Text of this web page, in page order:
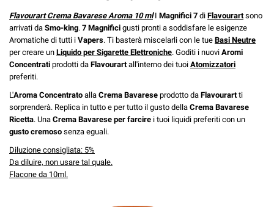
Flavourart Crema Bavarese Aroma 10 mlI Magnifici 7 di Flavourart sono
arrivati da Smo-king. 7 Magnifici gusti pronti a soddisfare le esigenze
Aromatiche di tutti i Vapers. Ti basterà miscelarli con le tue Basi Neutre
per creare un Liquido per Sigarette Elettroniche. Goditi i nuovi Aromi
Concentrati prodotti da Flavourart all'interno dei tuoi Atomizzatori
preferiti.
L'Aroma Concentrato alla Crema Bavarese prodotto da Flavourart ti
sorprenderà. Replica in tutto e per tutto il gusto della Crema Bavarese
Ricetta. Una Crema Bavarese per farcire i tuoi liquidi preferiti con un
gusto cremoso senza eguali.
Diluzione consigliata: 5%
Da diluire, non usare tal quale.
Flacone da 10ml.